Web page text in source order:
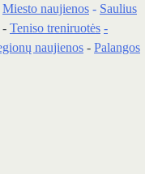
Miesto naujienos - Saulius
- Teniso treniruotės -
naujienos - Palangos